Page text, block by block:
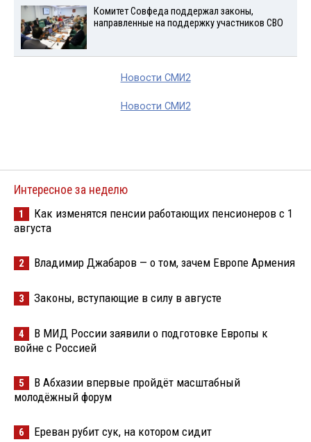
Комитет Совфеда поддержал законы,
направленные на поддержку участников СВО
Новости СМИ2
Новости СМИ2
Интересное за неделю
1
Как изменятся пенсии работающих пенсионеров с 1
августа
2 Владимир Джабаров — о том, зачем Европе Армения
3 Законы, вступающие в силу в августе
4
В МИД России заявили о подготовке Европы к
войне с Россией
5
В Абхазии впервые пройдёт масштабный
молодёжный форум
6 Ереван рубит сук, на котором сидит